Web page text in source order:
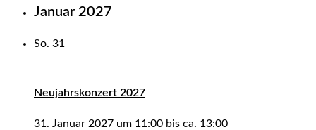
Januar 2027
So. 31
Neujahrskonzert 2027
31. Januar 2027 um 11:00 bis ca. 13:00